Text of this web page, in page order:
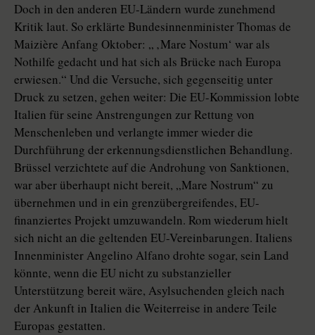
Doch in den anderen EU-Ländern wurde zunehmend
Kritik laut. So erklärte Bundesinnenminister Thomas de
Maizière Anfang Oktober: „ ‚Mare Nostum‘ war als
Nothilfe gedacht und hat sich als Brücke nach Europa
erwiesen.“ Und die Versuche, sich gegenseitig unter
Druck zu setzen, gehen weiter: Die EU-Kommission lobte
Italien für seine Anstrengungen zur Rettung von
Menschenleben und verlangte immer wieder die
Durchführung der erkennungsdienstlichen Behandlung.
Brüssel verzichtete auf die Androhung von Sanktionen,
war aber überhaupt nicht bereit, „Mare Nostrum“ zu
übernehmen und in ein grenzübergreifendes, EU-
finanziertes Projekt umzuwandeln. Rom wiederum hielt
sich nicht an die geltenden EU-Vereinbarungen. Italiens
Innenminister Angelino Alfano drohte sogar, sein Land
könnte, wenn die EU nicht zu substanzieller
Unterstützung bereit wäre, Asylsuchenden gleich nach
der Ankunft in Italien die Weiterreise in andere Teile
Europas gestatten.